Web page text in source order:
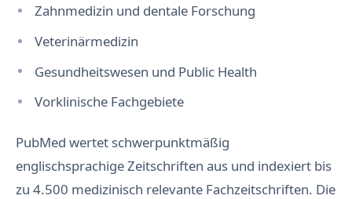
Zahnmedizin und dentale Forschung
Veterinärmedizin
Gesundheitswesen und Public Health
Vorklinische Fachgebiete
PubMed wertet schwerpunktmäßig
englischsprachige Zeitschriften aus und indexiert bis
zu 4.500 medizinisch relevante Fachzeitschriften. Die